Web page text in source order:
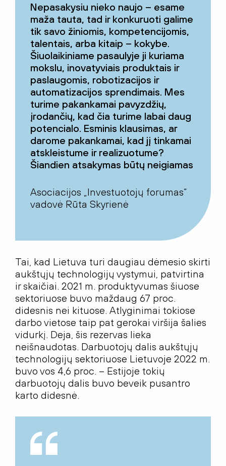
Nepasakysiu nieko naujo – esame
maža tauta, tad ir konkuruoti galime
tik savo žiniomis, kompetencijomis,
talentais, arba kitaip – kokybe.
Šiuolaikiniame pasaulyje ji kuriama
mokslu, inovatyviais produktais ir
paslaugomis, robotizacijos ir
automatizacijos sprendimais. Mes
turime pakankamai pavyzdžių,
įrodančių, kad čia turime labai daug
potencialo. Esminis klausimas, ar
darome pakankamai, kad jį tinkamai
atskleistume ir realizuotume?
Šiandien atsakymas būtų neigiamas
Asociacijos „Investuotojų forumas“
vadovė Rūta Skyrienė
Tai, kad Lietuva turi daugiau dėmesio skirti
aukštųjų technologijų vystymui, patvirtina
ir skaičiai. 2021 m. produktyvumas šiuose
sektoriuose buvo maždaug 67 proc.
didesnis nei kituose. Atlyginimai tokiose
darbo vietose taip pat gerokai viršija šalies
vidurkį. Deja, šis rezervas lieka
neišnaudotas. Darbuotojų dalis aukštųjų
technologijų sektoriuose Lietuvoje 2022 m.
buvo vos 4,6 proc. – Estijoje tokių
darbuotojų dalis buvo beveik pusantro
karto didesnė.